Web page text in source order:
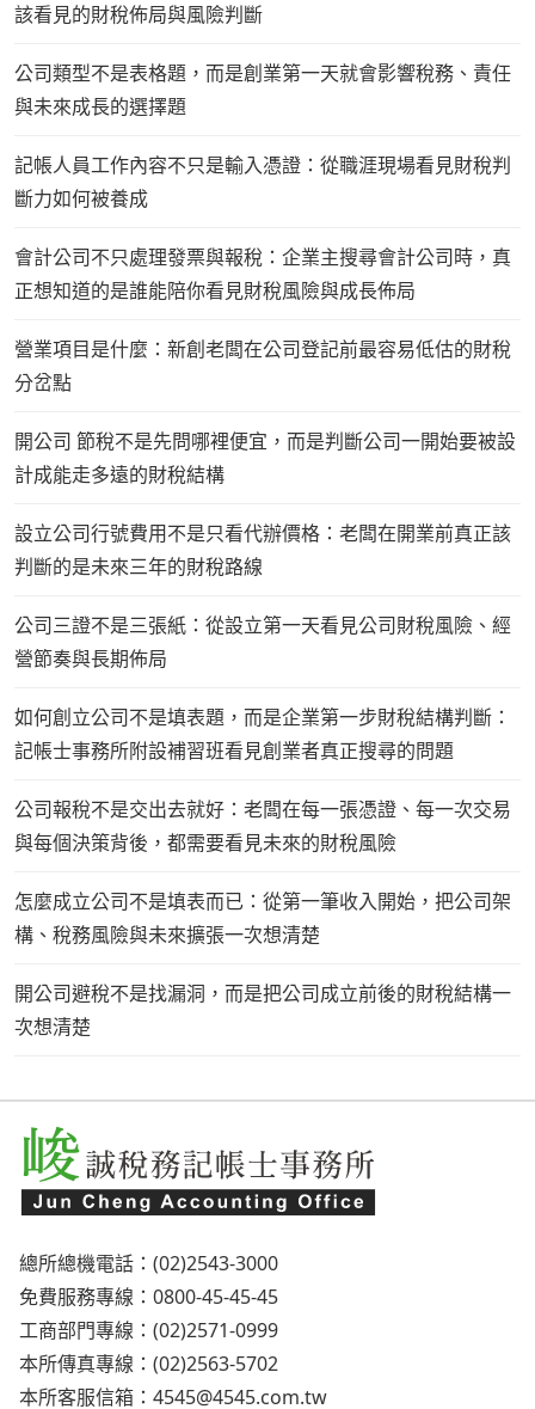
該看見的財稅佈局與風險判斷
公司類型不是表格題，而是創業第一天就會影響稅務、責任
與未來成長的選擇題
記帳人員工作內容不只是輸入憑證：從職涯現場看見財稅判
斷力如何被養成
會計公司不只處理發票與報稅：企業主搜尋會計公司時，真
正想知道的是誰能陪你看見財稅風險與成長佈局
營業項目是什麼：新創老闆在公司登記前最容易低估的財稅
分岔點
開公司 節稅不是先問哪裡便宜，而是判斷公司一開始要被設
計成能走多遠的財稅結構
設立公司行號費用不是只看代辦價格：老闆在開業前真正該
判斷的是未來三年的財稅路線
公司三證不是三張紙：從設立第一天看見公司財稅風險、經
營節奏與長期佈局
如何創立公司不是填表題，而是企業第一步財稅結構判斷：
記帳士事務所附設補習班看見創業者真正搜尋的問題
公司報稅不是交出去就好：老闆在每一張憑證、每一次交易
與每個決策背後，都需要看見未來的財稅風險
怎麼成立公司不是填表而已：從第一筆收入開始，把公司架
構、稅務風險與未來擴張一次想清楚
開公司避稅不是找漏洞，而是把公司成立前後的財稅結構一
次想清楚
總所總機電話：(02)2543-3000
免費服務專線：0800-45-45-45
工商部門專線：(02)2571-0999
本所傳真專線：(02)2563-5702
本所客服信箱： 4545@4545.com.tw